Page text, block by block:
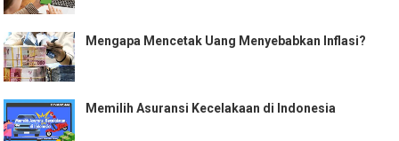
Mengapa Mencetak Uang Menyebabkan Inflasi?
Memilih Asuransi Kecelakaan di Indonesia